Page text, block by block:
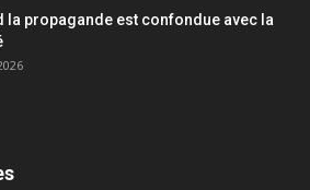
la propagande est confondue avec la